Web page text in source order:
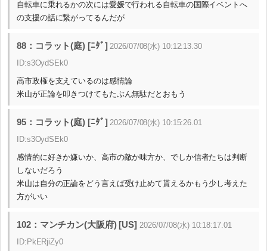
自転車に乗れるかの次には愛媛で行われる自転車の国際イベントへ
の支援の話に繋がってるんだが
88：コラット(庭) [ﾆﾀﾞ] 2026/07/08(水) 10:12:13.30
ID:s3OydSEk0
高市政権を支えているのは感情論
米山が正論を叩きつけてもたぶん無駄だとおもう
95：コラット(庭) [ﾆﾀﾞ] 2026/07/08(水) 10:15:26.01
ID:s3OydSEk0
感情的に好きか嫌いか、高市の敵か味方か、でしか信者たちは判断
しないだろう
米山は自分の正論をどう言えば受け止めて貰えるかもう少し考えた
方がいい
102：マンチカン(大阪府) [US] 2026/07/08(水) 10:18:17.01
ID:PkERjiZy0